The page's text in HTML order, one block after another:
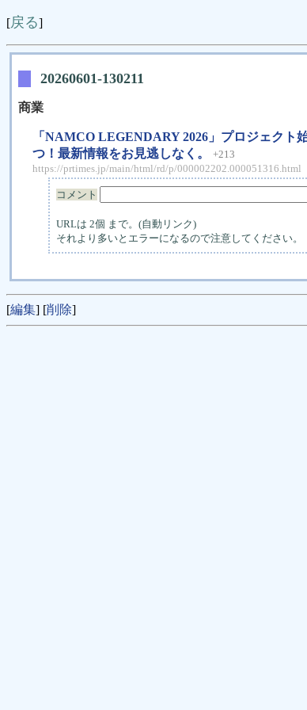
[戻る]
20260601-130211
商業
「NAMCO LEGENDARY 2026」プロジェク
つ！最新情報をお見逃しなく。
+213
https://prtimes.jp/main/html/rd/p/000002202.000051316.html
コメント
URLは 2個 まで。(自動リンク)
それより多いとエラーになるので注意してください。
[編集] [削除]